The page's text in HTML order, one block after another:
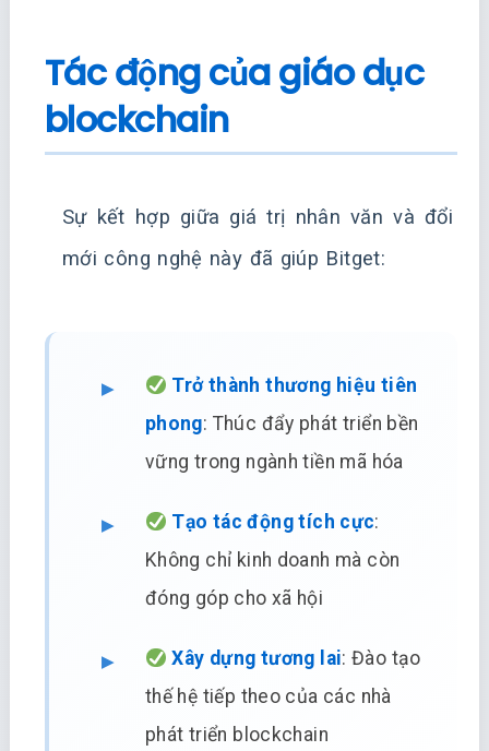
Tác động của giáo dục
blockchain
Sự kết hợp giữa giá trị nhân văn và đổi
mới công nghệ này đã giúp Bitget:
Trở thành thương hiệu tiên
phong: Thúc đẩy phát triển bền
vững trong ngành tiền mã hóa
Tạo tác động tích cực:
Không chỉ kinh doanh mà còn
đóng góp cho xã hội
Xây dựng tương lai: Đào tạo
thế hệ tiếp theo của các nhà
phát triển blockchain